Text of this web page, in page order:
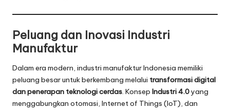
Peluang dan Inovasi Industri
Manufaktur
Dalam era modern, industri manufaktur Indonesia memiliki
peluang besar untuk berkembang melalui transformasi digital
dan penerapan teknologi cerdas. Konsep Industri 4.0yang
menggabungkan otomasi, Internet of Things (IoT), dan